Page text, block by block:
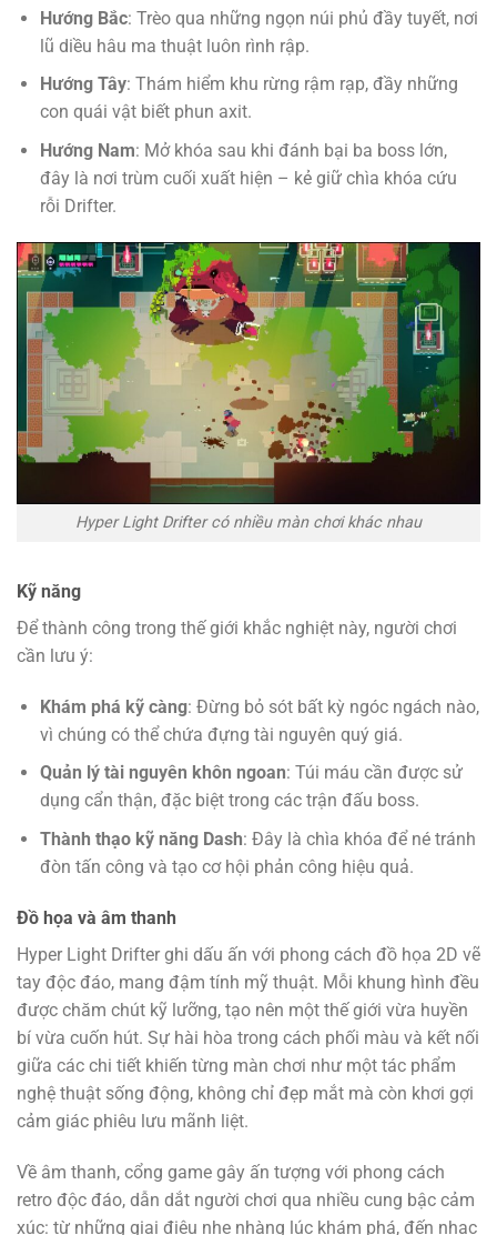
Hướng Bắc: Trèo qua những ngọn núi phủ đầy tuyết, nơi
lũ diều hâu ma thuật luôn rình rập.
Hướng Tây: Thám hiểm khu rừng rậm rạp, đầy những
con quái vật biết phun axit.
Hướng Nam: Mở khóa sau khi đánh bại ba boss lớn,
đây là nơi trùm cuối xuất hiện – kẻ giữ chìa khóa cứu
rỗi Drifter.
Hyper Light Drifter có nhiều màn chơi khác nhau
Kỹ năng
Để thành công trong thế giới khắc nghiệt này, người chơi
cần lưu ý:
Khám phá kỹ càng: Đừng bỏ sót bất kỳ ngóc ngách nào,
vì chúng có thể chứa đựng tài nguyên quý giá.
Quản lý tài nguyên khôn ngoan: Túi máu cần được sử
dụng cẩn thận, đặc biệt trong các trận đấu boss.
Thành thạo kỹ năng Dash: Đây là chìa khóa để né tránh
đòn tấn công và tạo cơ hội phản công hiệu quả.
Đồ họa và âm thanh
Hyper Light Drifter ghi dấu ấn với phong cách đồ họa 2D vẽ
tay độc đáo, mang đậm tính mỹ thuật. Mỗi khung hình đều
được chăm chút kỹ lưỡng, tạo nên một thế giới vừa huyền
bí vừa cuốn hút. Sự hài hòa trong cách phối màu và kết nối
giữa các chi tiết khiến từng màn chơi như một tác phẩm
nghệ thuật sống động, không chỉ đẹp mắt mà còn khơi gợi
cảm giác phiêu lưu mãnh liệt.
Về âm thanh, cổng game gây ấn tượng với phong cách
retro độc đáo, dẫn dắt người chơi qua nhiều cung bậc cảm
xúc: từ những giai điệu nhẹ nhàng lúc khám phá, đến nhạc